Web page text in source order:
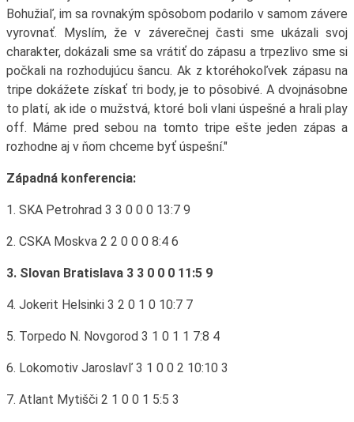
Bohužiaľ, im sa rovnakým spôsobom podarilo v samom závere
vyrovnať. Myslím, že v záverečnej časti sme ukázali svoj
charakter, dokázali sme sa vrátiť do zápasu a trpezlivo sme si
počkali na rozhodujúcu šancu. Ak z ktoréhokoľvek zápasu na
tripe dokážete získať tri body, je to pôsobivé. A dvojnásobne
to platí, ak ide o mužstvá, ktoré boli vlani úspešné a hrali play
off. Máme pred sebou na tomto tripe ešte jeden zápas a
rozhodne aj v ňom chceme byť úspešní."
Západná konferencia:
1. SKA Petrohrad 3 3 0 0 0 13:7 9
2. CSKA Moskva 2 2 0 0 0 8:4 6
3. Slovan Bratislava 3 3 0 0 0 11:5 9
4. Jokerit Helsinki 3 2 0 1 0 10:7 7
5. Torpedo N. Novgorod 3 1 0 1 1 7:8 4
6. Lokomotiv Jaroslavľ 3 1 0 0 2 10:10 3
7. Atlant Mytišči 2 1 0 0 1 5:5 3